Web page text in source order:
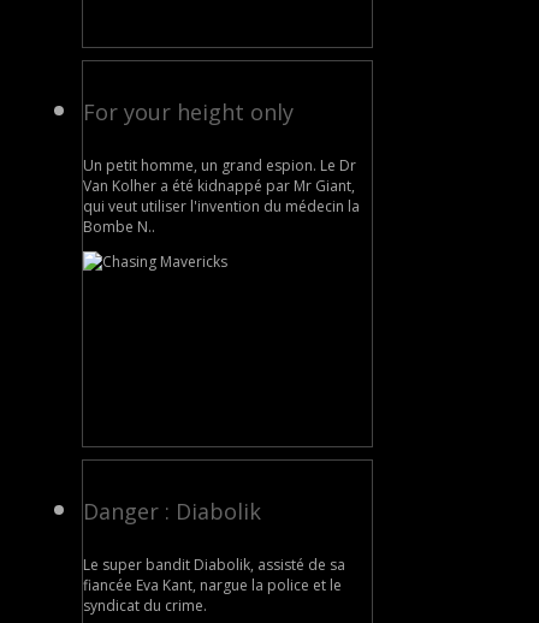
For your height only
Un petit homme, un grand espion. Le Dr
Van Kolher a été kidnappé par Mr Giant,
qui veut utiliser l'invention du médecin la
Bombe N..
Danger : Diabolik
Le super bandit Diabolik, assisté de sa
fiancée Eva Kant, nargue la police et le
syndicat du crime.